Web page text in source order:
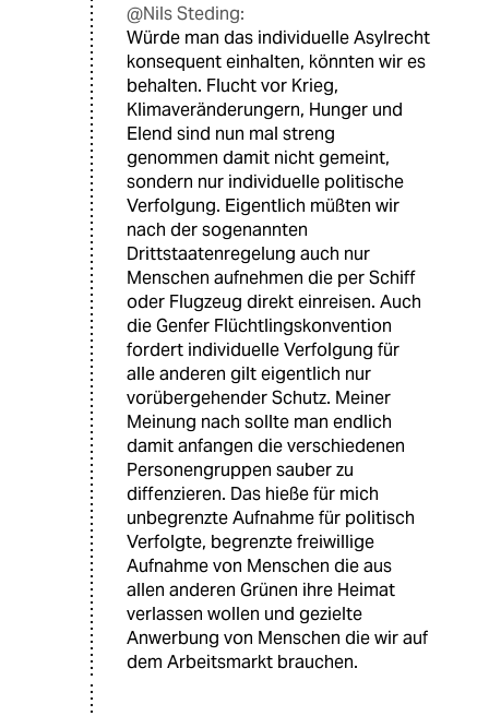
@Nils Steding:
Würde man das individuelle Asylrecht
konsequent einhalten, könnten wir es
behalten. Flucht vor Krieg,
Klimaveränderungern, Hunger und
Elend sind nun mal streng
genommen damit nicht gemeint,
sondern nur individuelle politische
Verfolgung. Eigentlich müßten wir
nach der sogenannten
Drittstaatenregelung auch nur
Menschen aufnehmen die per Schiff
oder Flugzeug direkt einreisen. Auch
die Genfer Flüchtlingskonvention
fordert individuelle Verfolgung für
alle anderen gilt eigentlich nur
vorübergehender Schutz. Meiner
Meinung nach sollte man endlich
damit anfangen die verschiedenen
Personengruppen sauber zu
diffenzieren. Das hieße für mich
unbegrenzte Aufnahme für politisch
Verfolgte, begrenzte freiwillige
Aufnahme von Menschen die aus
allen anderen Grünen ihre Heimat
verlassen wollen und gezielte
Anwerbung von Menschen die wir auf
dem Arbeitsmarkt brauchen.